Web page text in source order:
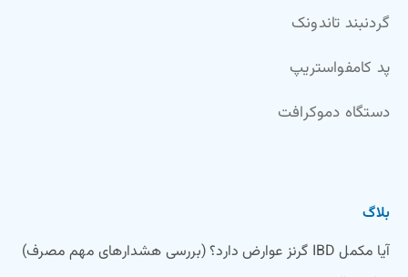
گردنبند تاندونک
پد کامفواستریپ
دستگاه دموکرافت
بلاگ
آیا مکمل IBD گرنز عوارض دارد؟ (بررسی هشدارهای مهم مصرف)